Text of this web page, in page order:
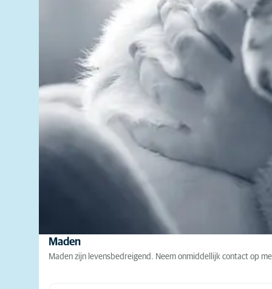
Maden
Maden zijn levensbedreigend. Neem onmiddellijk contact op